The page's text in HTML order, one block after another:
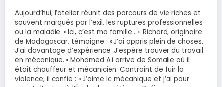
Aujourd’hui, l’atelier réunit des parcours de vie riches et
souvent marqués par l’exil, les ruptures professionnelles
ou la maladie. « Ici, c’est ma famille… » Richard, originaire
de Madagascar, témoigne : « J’ai appris plein de choses.
J’ai davantage d’expérience. J’espère trouver du travail
en mécanique. » Mohamed Ali arrive de Somalie où il
était chauffeur et mécanicien. Contraint de fuir la
violence, il confie : « J’aime la mécanique et j’ai pour